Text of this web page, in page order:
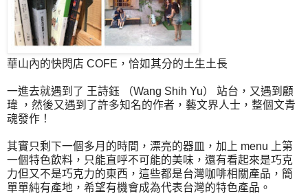
華山內的快閃店 COFE，恰如其分的土生土長
一進去就遇到了 王詩鈺 （Wang Shih Yu） 站台，又遇到顧
瑋 ，然後又遇到了許多知名的作者，藝文界人士，整個文青
魂發作！
其實只剩下一個多月的時間，漂亮的器皿，加上 menu 上第
一個特色飲料，只能直呼不可能的美味，還有看起來是巧克
力但又不是巧克力的東西，這些都是台灣咖啡相關產品，簡
單單純有產地，希望有機會成為代表台灣的特色產品。